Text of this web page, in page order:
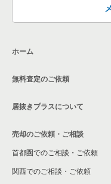
ホーム
無料査定のご依頼
居抜きプラスについて
売却のご依頼・ご相談
首都圏でのご相談・ご依頼
関西でのご相談・ご依頼